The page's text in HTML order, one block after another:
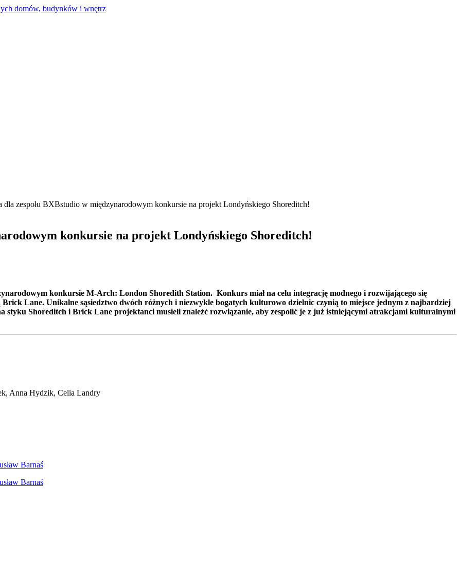
dla zespołu BXBstudio w międzynarodowym konkursie na projekt Londyńskiego Shoreditch!
konkursie na projekt Londyńskiego Shoreditch!
konkursie M-Arch: London Shoredith Station. Konkurs miał na celu integrację modnego i rozwijającego się
Lane. Unikalne sąsiedztwo dwóch różnych i niezwykle bogatych kulturowo dzielnic czynią to miejsce jednym z najbardziej
styku Shoreditch i Brick Lane projektanci musieli znaleźć rozwiązanie, aby zespolić je z już istniejącymi atrakcjami kulturalnymi
Anna Hydzik, Celia Landry